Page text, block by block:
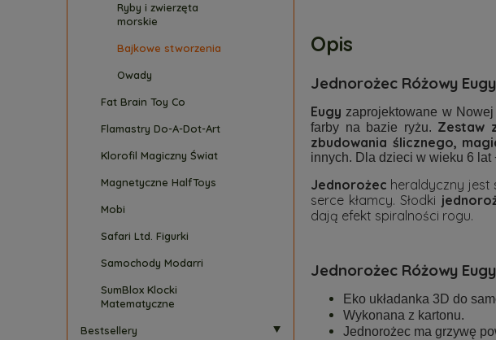
Ryby i zwierzęta
morskie
Bajkowe stworzenia
Owady
Fat Brain Toy Co
Flamastry Do-A-Dot-Art
Klorofil Magiczny Świat
Magnetyczne HalfToys
Mobi
Safari Ltd. Figurki
Samochody Modarri
SumBlox Klocki
Matematyczne
Bestsellery
Opis
Jednorożec Różowy
Eugy zaprojektowane w
farby na bazie ryżu. Zestaw
zbudowania ślicznego,
innych. Dla dzieci w wieku 6 lat
Jednorożec heraldyczny jest
serce kłamcy. Słodki
dają efekt spiralności rogu.
Jednorożec Różowy
Eko układanka 3D do
Wykonana z kartonu.
Jednorożec ma grzywę